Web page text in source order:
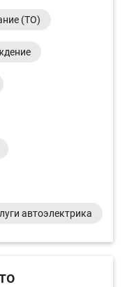
(ТО)
автоэлектрика